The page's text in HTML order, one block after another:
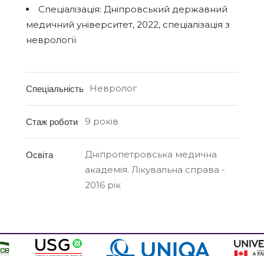
Спеціалізація: Дніпровський державний
медичний університет, 2022, спеціалізація з
неврології
Спеціальність Невролог
Стаж роботи 9 років
Освіта
Дніпропетровська медична
академія. Лікувальна справа -
2016 рік